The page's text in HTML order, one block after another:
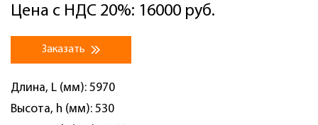
Цена с НДС 20%: 16000 руб.
Заказать
Длина, L (мм): 5970
Высота, h (мм): 530